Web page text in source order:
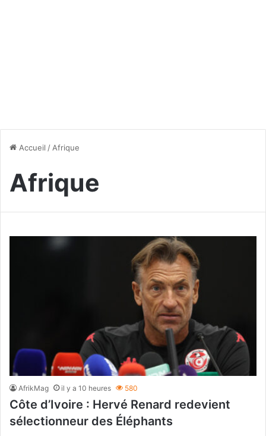
Accueil / Afrique
Afrique
AfrikMag il y a 10 heures 580
Côte d’Ivoire : Hervé Renard redevient
sélectionneur des Éléphants